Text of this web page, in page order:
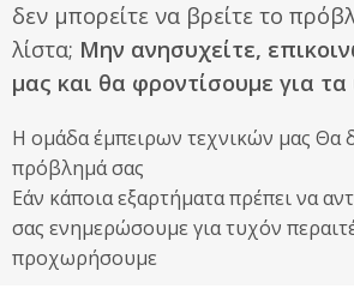
δεν μπορείτε να βρείτε το
λίστα; Μην ανησυχείτε,
μας και θα φροντίσουμε για
Η ομάδα έμπειρων τεχνικών μας Θα
πρόβλημά σας
Εάν κάποια εξαρτήματα πρέπει να
σας ενημερώσουμε για τυχόν
προχωρήσουμε